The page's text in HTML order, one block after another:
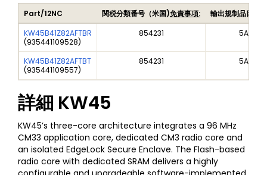
Part/12NC 関税分類番号（米国)免責事項:
輸出規制品目番
KW45B41Z82AFTBR
(935441109528)
854231
KW45B41Z82AFTBT
(935441109557)
854231
詳細 KW45
KW45’s three-core architecture integrates a 96 MHz
CM33 application core, dedicated CM3 radio core and
an isolated EdgeLock Secure Enclave. The Flash-based
radio core with dedicated SRAM delivers a highly